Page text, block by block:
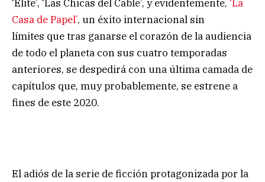
‘Élite’, ‘Las Chicas del Cable’, y evidentemente, ‘La
Casa de Papel’, un éxito internacional sin
límites que tras ganarse el corazón de la audiencia
de todo el planeta con sus cuatro temporadas
anteriores, se despedirá con una última camada de
capítulos que, muy probablemente, se estrene a
fines de este 2020.
El adiós de la serie de ficción protagonizada por la